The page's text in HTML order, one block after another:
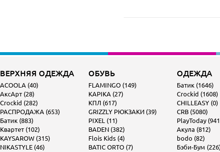
ВЕРХНЯЯ ОДЕЖДА
ACOOLA (40)
АксАрт (28)
Crockid (282)
РАСПРОДАЖА (653)
Батик (883)
Квартет (102)
KAYSAROW (315)
NIKASTYLE (46)
ОБУВЬ
FLAMINGO (149)
KAPIKA (27)
КПЛ (617)
GRIZZLY РЮКЗАКИ (39)
PIXEL (11)
BADEN (382)
Flois Kids (4)
BATIC ORTO (7)
ОДЕЖДА
Батик (1646)
Crockid (1608)
CHILLEASY (0)
CRB (5080)
PlayToday
Акула (812)
bodo (82)
Бэби-Бум